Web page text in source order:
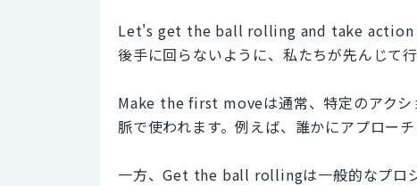
Let's get the ball rolling and take
後手に回らないように、私たちが先んじて
Make the first moveは通常、特定のアクシ
脈で使われます。例えば、誰かにアプロー
一方、Get the ball rollingは一般的なプロ